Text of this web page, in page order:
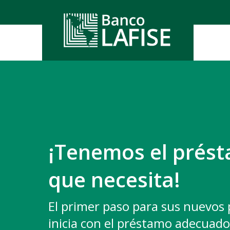
¡Tenemos el
que necesita!
El primer paso para sus nuevos
inicia con el préstamo adecuado